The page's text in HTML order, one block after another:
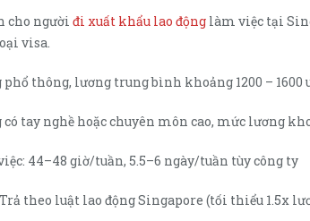
cho người đi xuất khẩu lao động làm việc tại
visa.
thông, lương trung bình khoảng 1200 – 1600
tay nghề hoặc chuyên môn cao, mức lương
44–48 giờ/tuần, 5.5–6 ngày/tuần tùy công ty
theo luật lao động Singapore (tối thiểu 1.5x